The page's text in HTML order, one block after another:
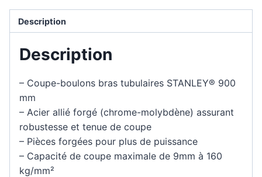
Description
Description
– Coupe-boulons bras tubulaires STANLEY® 900
mm
– Acier allié forgé (chrome-molybdène) assurant
robustesse et tenue de coupe
– Pièces forgées pour plus de puissance
– Capacité de coupe maximale de 9mm à 160
kg/mm²